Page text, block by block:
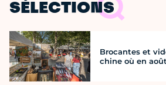
SÉLECTIONS
Brocantes et
chine où en